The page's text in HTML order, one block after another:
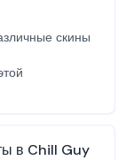
скины
в Chill Guy